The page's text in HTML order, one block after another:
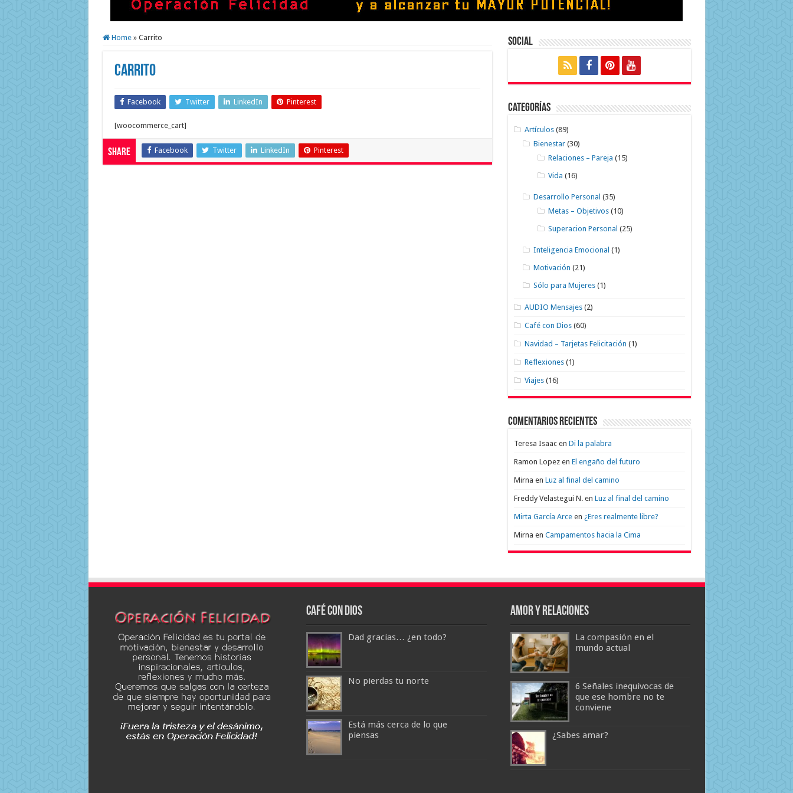
Home » Carrito
Carrito
Facebook Twitter LinkedIn Pinterest
[woocommerce_cart]
Share Facebook Twitter LinkedIn Pinterest
Social
Categorías
Artículos (89)
Bienestar (30)
Relaciones – Pareja (15)
Vida (16)
Desarrollo Personal (35)
Metas – Objetivos (10)
Superacion Personal (25)
Inteligencia Emocional (1)
Motivación (21)
Sólo para Mujeres (1)
AUDIO Mensajes (2)
Café con Dios (60)
Navidad – Tarjetas Felicitación (1)
Reflexiones (1)
Viajes (16)
Comentarios recientes
Teresa Isaacen Di la palabra
Ramon Lopezen El engaño del futuro
Mirna en Luz al final del camino
Freddy Velastegui N.en Luz al final del camino
Mirta García Arceen ¿Eres realmente libre?
Mirna en Campamentos hacia la Cima
Café con Dios
Dad gracias… ¿en todo?
No pierdas tu norte
Está más cerca de lo que
piensas
Amor y Relaciones
La compasión en el
mundo actual
6 Señales inequivocas de
que ese hombre no te
conviene
¿Sabes amar?